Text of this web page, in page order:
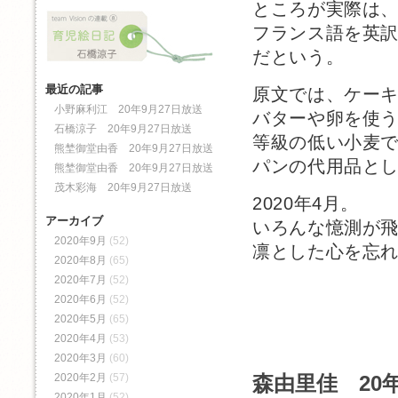
ところが実際は
フランス語を英
だという。
原文では、ケー
バターや卵を使
等級の低い小麦
パンの代用品と
2020年4月。
いろんな憶測が
凛とした心を忘
森由里佳 20
最近の記事
小野麻利江 20年9月27日放送
石橋涼子 20年9月27日放送
熊埜御堂由香 20年9月27日放送
熊埜御堂由香 20年9月27日放送
茂木彩海 20年9月27日放送
アーカイブ
2020年9月 (52)
2020年8月 (65)
2020年7月 (52)
2020年6月 (52)
2020年5月 (65)
2020年4月 (53)
2020年3月 (60)
2020年2月 (57)